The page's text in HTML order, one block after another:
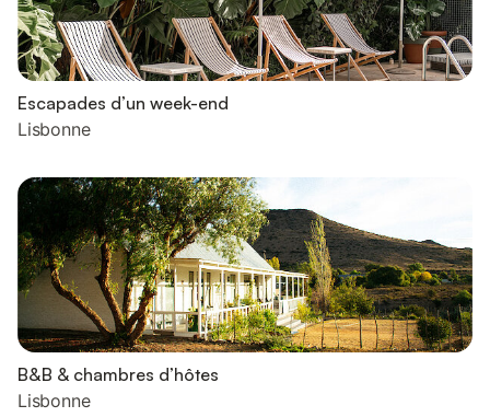
Escapades d’un week-end
Lisbonne
B&B & chambres d’hôtes
Lisbonne